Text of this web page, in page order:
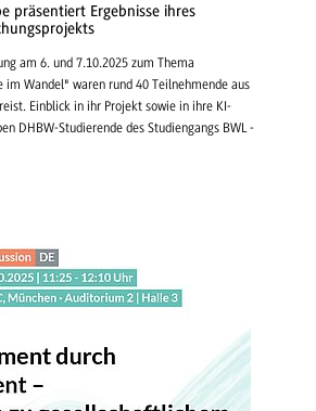
präsentiert Ergebnisse ihres
am 6. und 7.10.2025 zum Thema
Wandel" waren rund 40 Teilnehmende aus
Einblick in ihr Projekt sowie in ihre KI-
DHBW-Studierende des Studiengangs BWL -